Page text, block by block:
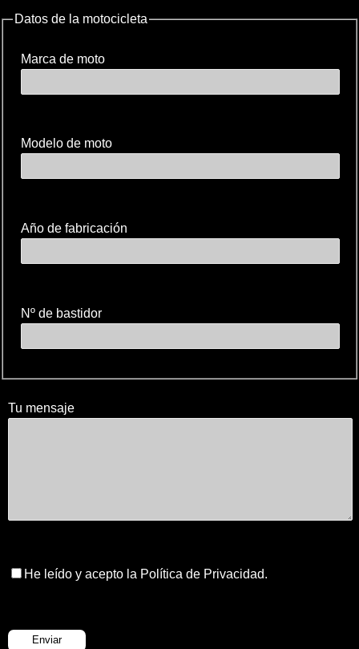
Datos de la motocicleta
Marca de moto
Modelo de moto
Año de fabricación
Nº de bastidor
Tu mensaje
He leído y acepto la Política de Privacidad.